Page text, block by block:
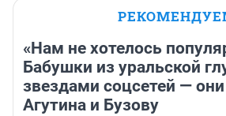
«Нам не хотелось
Бабушки из уральской
звездами соцсетей —
Агутина и Бузову